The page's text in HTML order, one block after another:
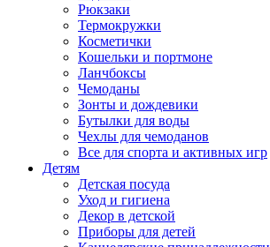
Рюкзаки
Термокружки
Косметички
Кошельки и портмоне
Ланчбоксы
Чемоданы
Зонты и дождевики
Бутылки для воды
Чехлы для чемоданов
Все для спорта и активных игр
Детям
Детская посуда
Уход и гигиена
Декор в детской
Приборы для детей